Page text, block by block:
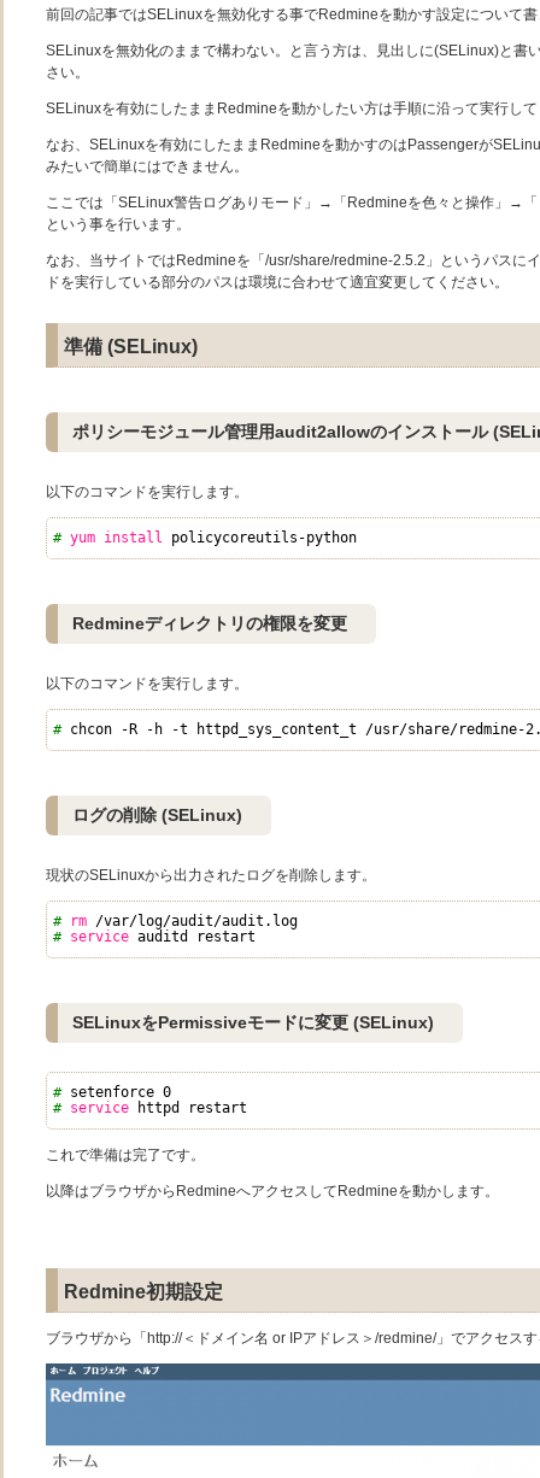
前回の記事ではSELinuxを無効化する事でRedmineを動かす設定について
SELinuxを無効化のままで構わない。と言う方は、見出しに(SELinux)と書
さい。
SELinuxを有効にしたままRedmineを動かしたい方は手順に沿って実行し
なお、SELinuxを有効にしたままRedmineを動かすのはPassengerが
みたいで簡単にはできません。
ここでは「SELinux警告ログありモード」→「Redmineを色々と操作」→
という事を行います。
なお、当サイトではRedmineを「/usr/share/redmine-2.5.2」というパスに
ドを実行している部分のパスは環境に合わせて適宜変更してください。
準備 (SELinux)
ポリシーモジュール管理用audit2allowのインストール
以下のコマンドを実行します。
# yum install policycoreutils -python
Redmineディレクトリの権限を変更
以下のコマンドを実行します。
# chcon -R -h -t httpd_sys_content_t /usr/share/redmine-2
ログの削除 (SELinux)
現状のSELinuxから出力されたログを削除します。
# rm /var/log/audit/audit .log
# service auditd restart
SELinuxをPermissiveモードに変更 (SELinux)
# setenforce 0
# service httpd restart
これで準備は完了です。
以降はブラウザからRedmineへアクセスしてRedmineを動かします。
Redmine初期設定
ブラウザから「http://＜ドメイン名 or IPアドレス＞/redmine/」でアクセス